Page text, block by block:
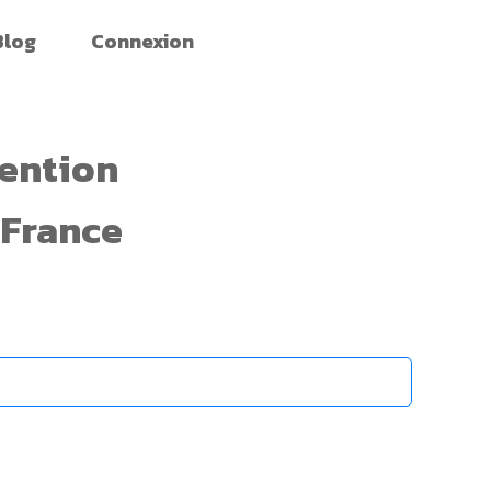
Connexion